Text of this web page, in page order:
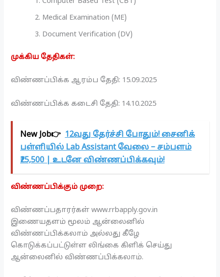
Medical Examination (ME)
Document Verification (DV)
முக்கிய தேதிகள்:
விண்ணப்பிக்க ஆரம்ப தேதி: 15.09.2025
விண்ணப்பிக்க கடைசி தேதி: 14.10.2025
New Job👉 12வது தேர்ச்சி போதும்! சைனிக்
பள்ளியில் Lab Assistant வேலை – சம்பளம்
₹25,500 | உடனே விண்ணப்பிக்கவும்!
விண்ணப்பிக்கும் முறை:
விண்ணப்பதாரர்கள் www.rrbapply.gov.in
இணையதளம் மூலம் ஆன்லைனில்
விண்ணப்பிக்கலாம் அல்லது கீழே
கொடுக்கப்பட்டுள்ள லிங்கை கிளிக் செய்து
ஆன்லைனில் விண்ணப்பிக்கலாம்.